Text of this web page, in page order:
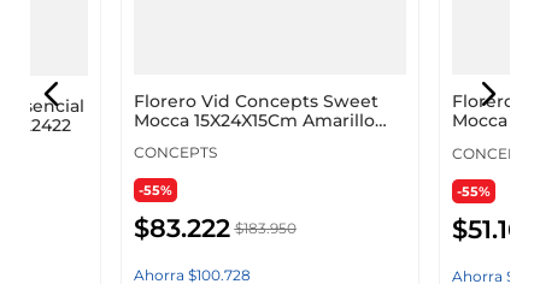
Esencial
22422
Florero Vid Concepts Sweet
Mocca 15X24X15Cm Amarillo
CONCEPTS
-55%
$83.222 $183.950
Ahorra $100.728
Florero
Mocca
CONCEPTS
-55%
$51.160
Ahorra$